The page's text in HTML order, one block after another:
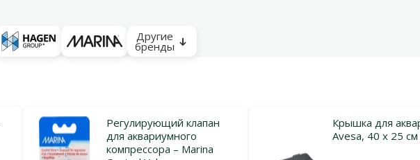
Другие
бренды
Регулирующий клапан
для аквариумного
компрессора – Marina
Крышка для
Avesa, 40 x 25 см